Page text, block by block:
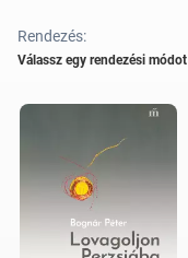
Rendezés:
Válassz egy rendezési módot